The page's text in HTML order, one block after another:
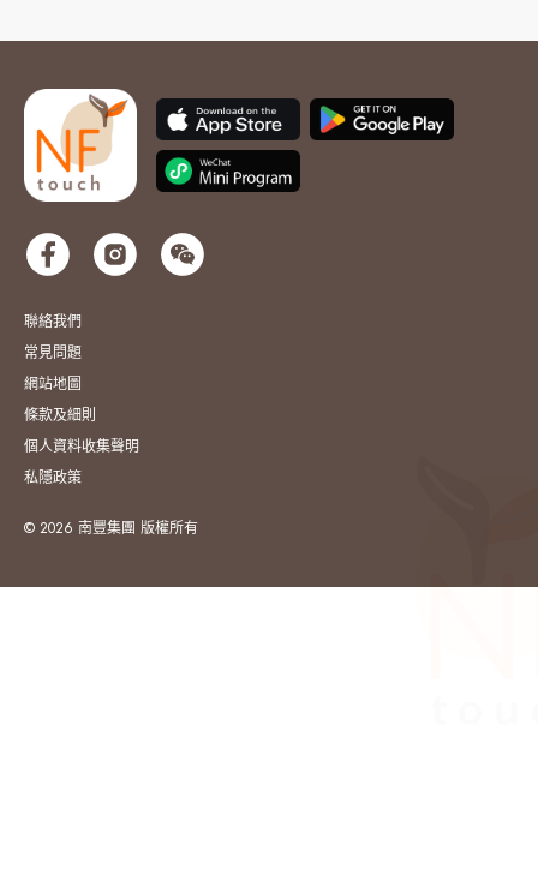
聯絡我們
常見問題
網站地圖
條款及細則
個人資料收集聲明
私隱政策
© 2026 南豐集團 版權所有